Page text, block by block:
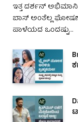
ಇತ್ತ ದರ್ಶನ್
ಬಾಸ್ ಅಂತೆಲ್ಲ ಘೋಷಣೆ
ಪಾಳೆಯದ ಒಂದಷ್ಟು…